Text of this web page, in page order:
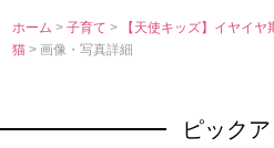
ホーム >子育て>
【天使キッズ】イヤイ
猫> 画像・写真詳細
ピック